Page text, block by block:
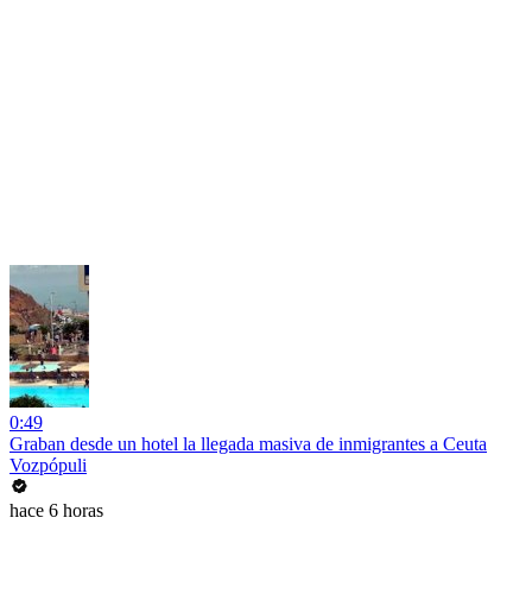
0:49
Graban desde un hotel la llegada masiva de inmigrantes a Ceuta
Vozpópuli
hace 6 horas